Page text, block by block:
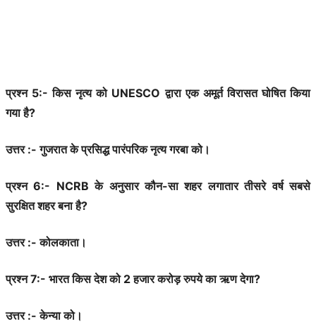
प्रश्न 5:- किस नृत्य को UNESCO द्वारा एक अमूर्त विरासत घोषित किया
गया है?
उत्तर :- गुजरात के प्रसिद्ध पारंपरिक नृत्य गरबा को।
प्रश्न 6:- NCRB के अनुसार कौन-सा शहर लगातार तीसरे वर्ष सबसे
सुरक्षित शहर बना है?
उत्तर :- कोलकाता।
प्रश्न 7:- भारत किस देश को 2 हजार करोड़ रुपये का ऋण देगा?
उत्तर :- केन्या को।